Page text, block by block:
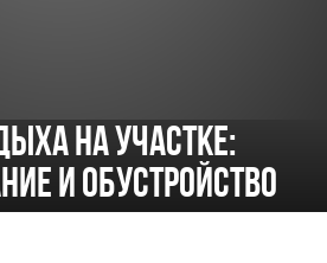
на участке:
и обустройство